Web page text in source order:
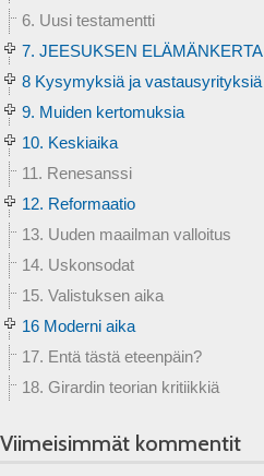
6. Uusi testamentti
7. JEESUKSEN ELÄMÄNKERTA
8 Kysymyksiä ja vastausyrityksiä
9. Muiden kertomuksia
10. Keskiaika
11. Renesanssi
12. Reformaatio
13. Uuden maailman valloitus
14. Uskonsodat
15. Valistuksen aika
16 Moderni aika
17. Entä tästä eteenpäin?
18. Girardin teorian kritiikkiä
Viimeisimmät kommentit